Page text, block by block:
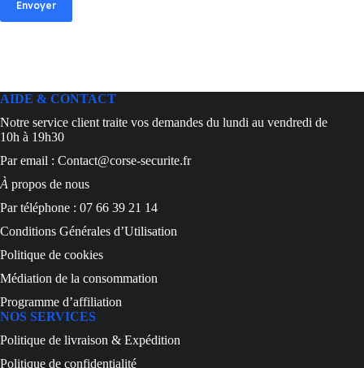
Envoyer
AIDE & CONTACT
Notre service client traite vos demandes du lundi au vendredi de
10h à 19h30
Par email : Contact@corse-securite.fr
À propos de nous
Par téléphone : 07 66 39 21 14
Conditions Générales d’Utilisation
Politique de cookies
Médiation de la consommation
Programme d’affiliation
NOS SERVICES
Politique de livraison & Expédition
Politique de confidentialité